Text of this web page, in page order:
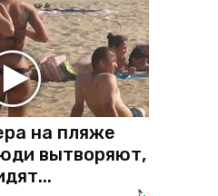
на пляже
вытворяют,